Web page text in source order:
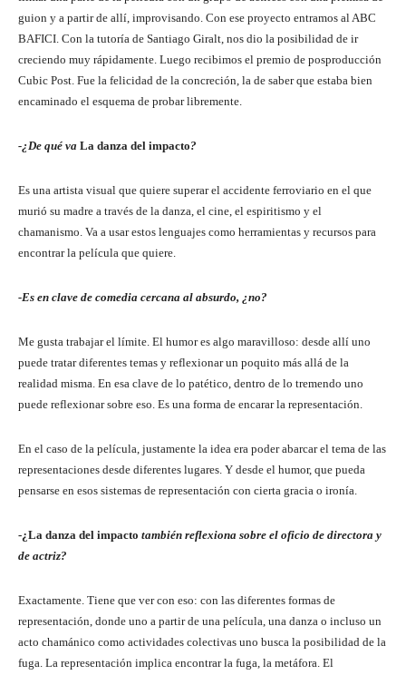
guion y a partir de allí, improvisando. Con ese proyecto entramos al ABC
BAFICI. Con la tutoría de Santiago Giralt, nos dio la posibilidad de ir
creciendo muy rápidamente. Luego recibimos el premio de posproducción
Cubic Post. Fue la felicidad de la concreción, la de saber que estaba bien
encaminado el esquema de probar libremente.
-¿De qué va La danza del impacto?
Es una artista visual que quiere superar el accidente ferroviario en el que
murió su madre a través de la danza, el cine, el espiritismo y el
chamanismo. Va a usar estos lenguajes como herramientas y recursos para
encontrar la película que quiere.
-Es en clave de comedia cercana al absurdo, ¿no?
Me gusta trabajar el límite. El humor es algo maravilloso: desde allí uno
puede tratar diferentes temas y reflexionar un poquito más allá de la
realidad misma. En esa clave de lo patético, dentro de lo tremendo uno
puede reflexionar sobre eso. Es una forma de encarar la representación.
En el caso de la película, justamente la idea era poder abarcar el tema de las
representaciones desde diferentes lugares. Y desde el humor, que pueda
pensarse en esos sistemas de representación con cierta gracia o ironía.
-¿La danza del impacto también reflexiona sobre el oficio de directora y
de actriz?
Exactamente. Tiene que ver con eso: con las diferentes formas de
representación, donde uno a partir de una película, una danza o incluso un
acto chamánico como actividades colectivas uno busca la posibilidad de la
fuga. La representación implica encontrar la fuga, la metáfora. El